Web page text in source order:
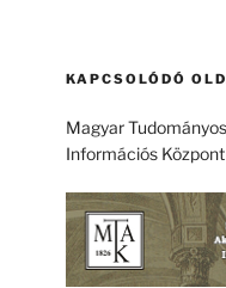
KAPCSOLÓDÓ
Magyar
Információs Központ